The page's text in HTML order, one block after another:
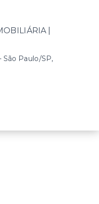
|
São Paulo/SP,